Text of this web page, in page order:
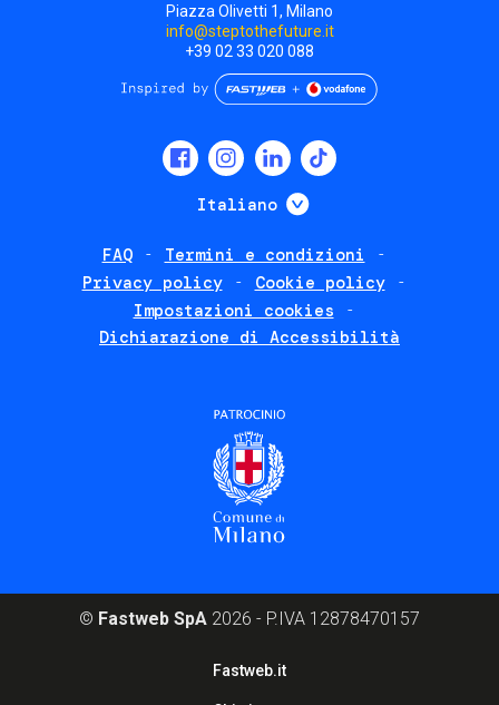
Piazza Olivetti 1, Milano
info@steptothefuture.it
+39 02 33 020 088
Italiano Mostra ulteriori
FAQ
Termini e condizioni
Privacy policy
Cookie policy
Impostazioni cookies
Dichiarazione di Accessibilità
© Fastweb SpA 2026 - P.IVA 12878470157
Fastweb.it